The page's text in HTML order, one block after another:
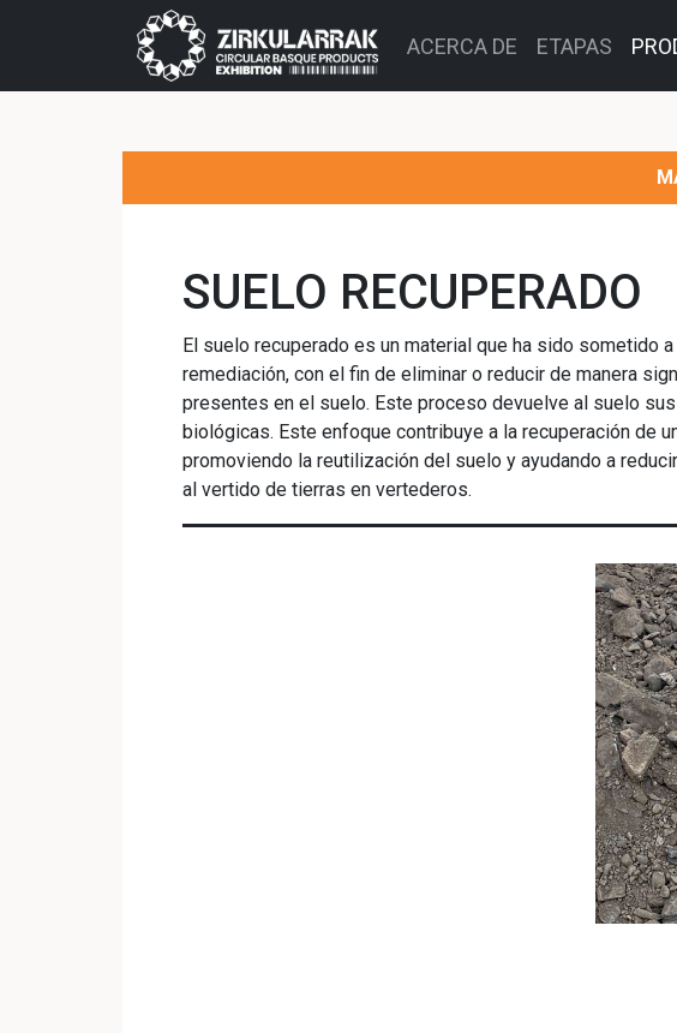
ACERCA DE ETAPAS
SUELO RECUPERADO
El suelo recuperado es un material que ha sido sometido
remediación, con el fin de eliminar o reducir de manera
presentes en el suelo. Este proceso devuelve al suelo
biológicas. Este enfoque contribuye a la recuperación de
promoviendo la reutilización del suelo y ayudando a
al vertido de tierras en vertederos.